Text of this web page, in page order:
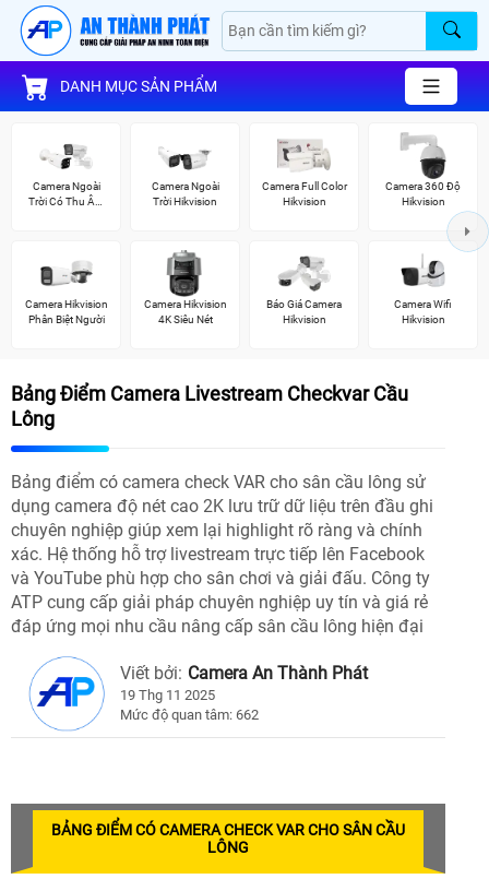
DANH MỤC SẢN PHẨM
Camera Ngoài
Trời Có Thu Âm
Camera Ngoài
Trời Hikvision
Camera Full Color
Hikvision
Camera 360 Độ
Hikvision
Camera Hikvision
Phân Biệt Người
Camera Hikvision
4K Siêu Nét
Báo Giá Camera
Hikvision
Camera Wifi
Hikvision
Bảng Điểm Camera Livestream Checkvar Cầu
Lông
Bảng điểm có camera check VAR cho sân cầu lông sử
dụng camera độ nét cao 2K lưu trữ dữ liệu trên đầu ghi
chuyên nghiệp giúp xem lại highlight rõ ràng và chính
xác. Hệ thống hỗ trợ livestream trực tiếp lên Facebook
và YouTube phù hợp cho sân chơi và giải đấu. Công ty
ATP cung cấp giải pháp chuyên nghiệp uy tín và giá rẻ
đáp ứng mọi nhu cầu nâng cấp sân cầu lông hiện đại
Viết bởi: Camera An Thành Phát
19 Thg 11 2025
Mức độ quan tâm: 662
BẢNG ĐIỂM CÓ CAMERA CHECK VAR CHO SÂN CẦU
LÔNG